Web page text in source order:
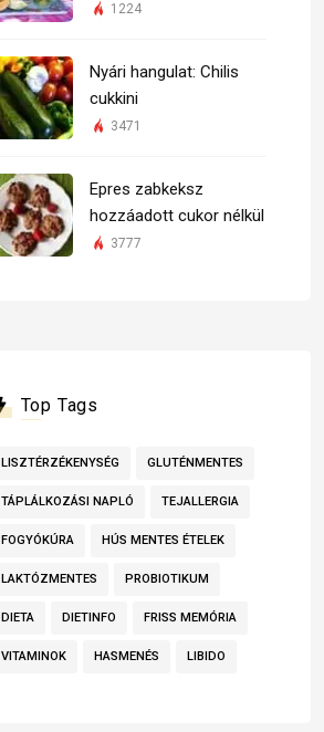
1224
Nyári hangulat: Chilis
cukkini
3471
Epres zabkeksz
hozzáadott cukor nélkül
3777
Top Tags
LISZTÉRZÉKENYSÉG GLUTÉNMENTES
TÁPLÁLKOZÁSI NAPLÓ TEJALLERGIA
FOGYÓKÚRA HÚS MENTES ÉTELEK
LAKTÓZMENTES PROBIOTIKUM
DIETA DIETINFO FRISS MEMÓRIA
VITAMINOK HASMENÉS LIBIDO